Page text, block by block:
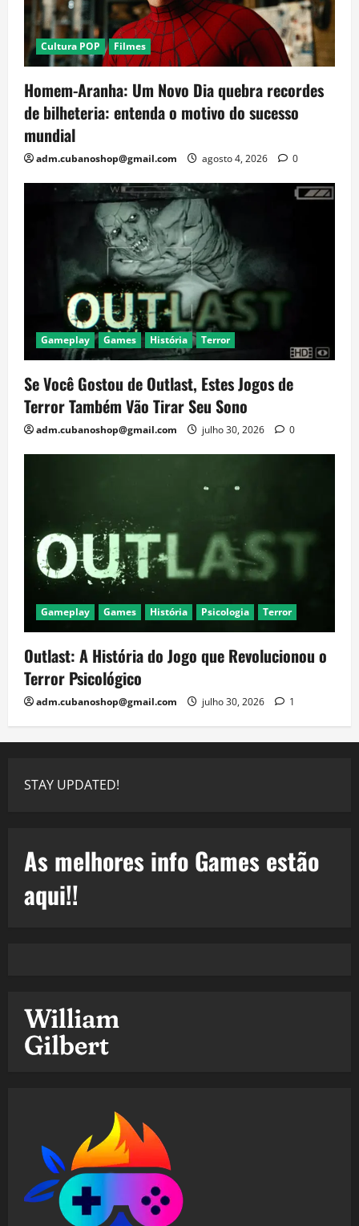
Cultura POP Filmes
Homem-Aranha: Um Novo Dia quebra recordes
de bilheteria: entenda o motivo do sucesso
mundial
adm.cubanoshop@gmail.com agosto 4, 2026 0
Gameplay Games História Terror
Se Você Gostou de Outlast, Estes Jogos de
Terror Também Vão Tirar Seu Sono
adm.cubanoshop@gmail.com julho 30, 2026 0
Gameplay Games História Psicologia Terror
Outlast: A História do Jogo que Revolucionou o
Terror Psicológico
adm.cubanoshop@gmail.com julho 30, 2026 1
STAY UPDATED!
As melhores info Games estão
aqui!!